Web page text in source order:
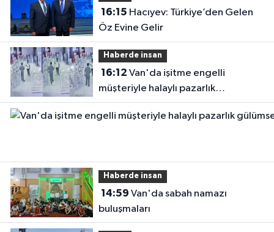
16:15
Öz Evine Gelir
Haberde insan
16:12
müşteriyle halaylı pazarlık
gülümsetti
Haberde insan
14:59
buluşmaları